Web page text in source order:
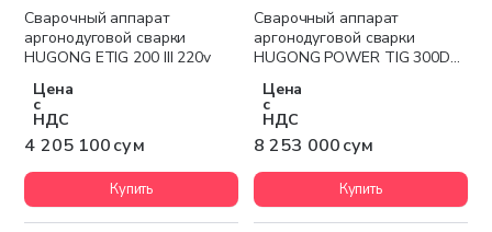
Сварочный аппарат
аргонодуговой сварки
HUGONG ETIG 200 III 220v
Цена
с
НДС
4 205 100 сум
Купить
Сварочный аппарат
аргонодуговой сварки
HUGONG POWER TIG 300DP
Цена
с
НДС
8 253 000 сум
Купить